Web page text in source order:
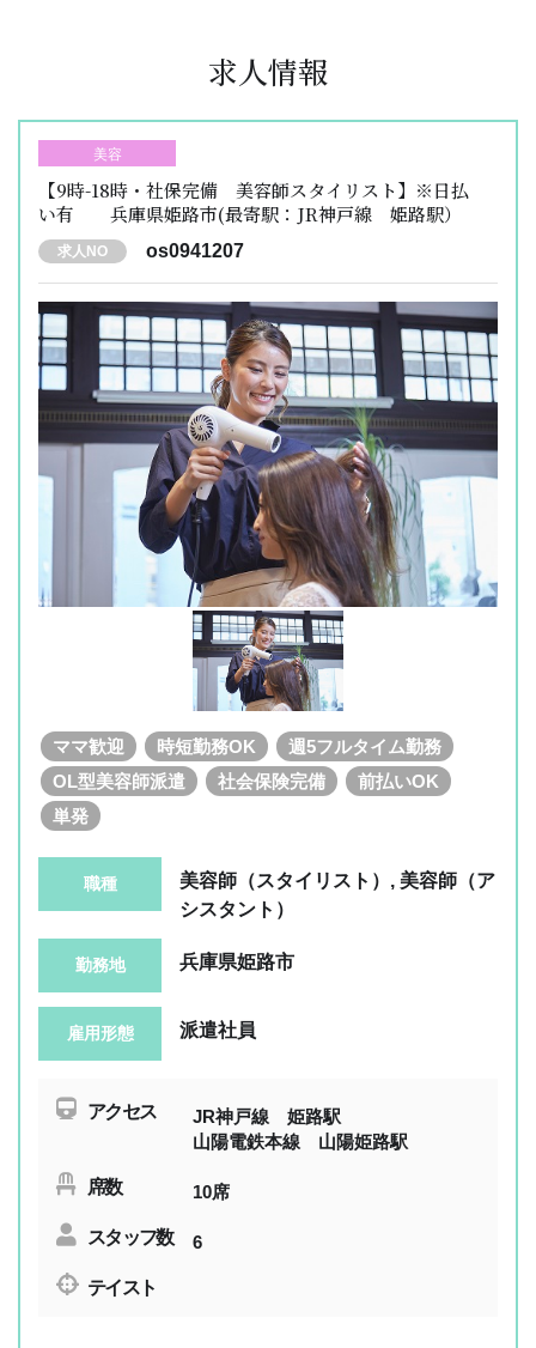
求人情報
美容
【9時-18時・社保完備 美容師スタイリスト】※日払
い有 兵庫県姫路市(最寄駅：JR神戸線 姫路駅）
求人NO os0941207
ママ歓迎 時短勤務OK
週5フルタイム勤務
OL型美容師派遣
社会保険完備
前払いOK
単発
職種
美容師（スタイリスト）, 美容師（ア
シスタント）
勤務地 兵庫県姫路市
雇用形態 派遣社員
アクセス
JR神戸線 姫路駅
山陽電鉄本線 山陽姫路駅
席数 10席
スタッフ数 6
テイスト